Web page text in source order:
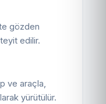
gözden
edilir.
ve araçla,
yürütülür.